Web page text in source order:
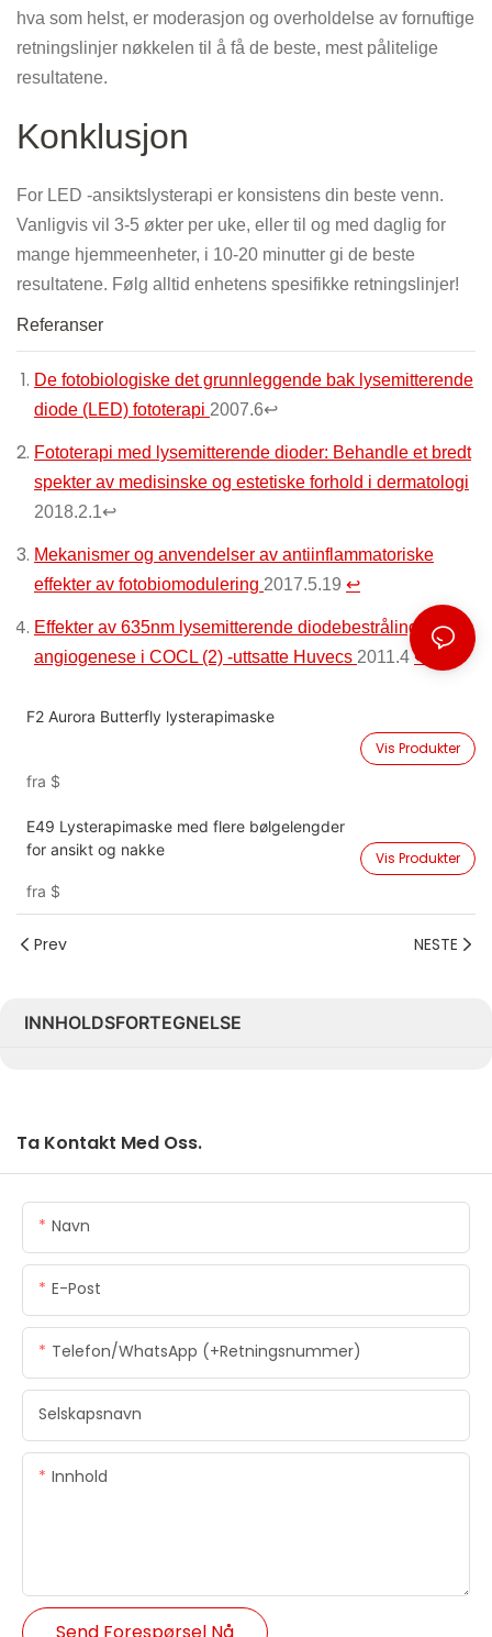
hva som helst, er moderasjon og overholdelse av fornuftige
retningslinjer nøkkelen til å få de beste, mest pålitelige
resultatene.
Konklusjon
For LED -ansiktslysterapi er konsistens din beste venn.
Vanligvis vil 3-5 økter per uke, eller til og med daglig for
mange hjemmeenheter, i 10-20 minutter gi de beste
resultatene. Følg alltid enhetens spesifikke retningslinjer!
Referanser
De fotobiologiske det grunnleggende bak lysemitterende
diode (LED) fototerapi 2007.6↩
Fototerapi med lysemitterende dioder: Behandle et bredt
spekter av medisinske og estetiske forhold i dermatologi
2018.2.1↩
Mekanismer og anvendelser av antiinflammatoriske
effekter av fotobiomodulering 2017.5.19 ↩
Effekter av 635nm lysemitterende diodebestråling på
angiogenese i COCL (2) -uttsatte Huvecs 2011.4↩
F2 Aurora Butterfly lysterapimaske
fra $
Vis Produkter
E49 Lysterapimaske med flere bølgelengder
for ansikt og nakke
fra $
Vis Produkter
Prev NESTE
INNHOLDSFORTEGNELSE
Ta Kontakt Med Oss.
Navn
E-Post
Telefon/WhatsApp (+retningsnummer)
Selskapsnavn
Innhold